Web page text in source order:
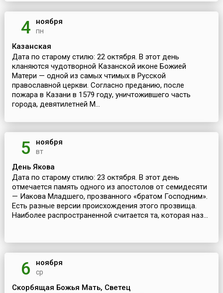
4 ноября
пн
Казанская
Дата по старому стилю: 22 октября. В этот день
кланяются чудотворной Казанской иконе Божией
Матери — одной из самых чтимых в Русской
православной церкви. Согласно преданию, после
пожара в Казани в 1579 году, уничтожившего часть
города, девятилетней М...
5 ноября
вт
День Якова
Дата по старому стилю: 23 октября. В этот день
отмечается память одного из апостолов от семидесяти
— Иакова Младшего, прозванного «братом Господним».
Есть разные версии происхождения этого прозвища.
Наиболее распространенной считается та, которая наз...
6 ноября
ср
Скорбящая Божья Мать, Светец